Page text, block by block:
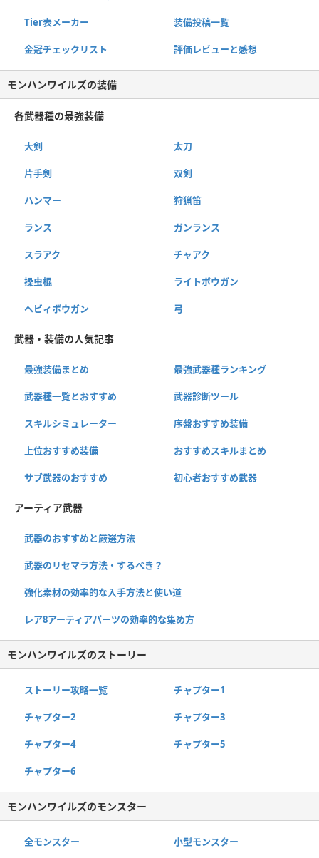
Tier表メーカー 装備投稿一覧
金冠チェックリスト 評価レビューと感想
モンハンワイルズの装備
各武器種の最強装備
大剣 太刀
片手剣 双剣
ハンマー 狩猟笛
ランス ガンランス
スラアク チャアク
操虫棍 ライトボウガン
ヘビィボウガン 弓
武器・装備の人気記事
最強装備まとめ 最強武器種ランキング
武器種一覧とおすすめ 武器診断ツール
スキルシミュレーター 序盤おすすめ装備
上位おすすめ装備 おすすめスキルまとめ
サブ武器のおすすめ 初心者おすすめ武器
アーティア武器
武器のおすすめと厳選方法
武器のリセマラ方法・するべき？
強化素材の効率的な入手方法と使い道
レア8アーティアパーツの効率的な集め方
モンハンワイルズのストーリー
ストーリー攻略一覧 チャプター1
チャプター2 チャプター3
チャプター4 チャプター5
チャプター6
モンハンワイルズのモンスター
全モンスター 小型モンスター